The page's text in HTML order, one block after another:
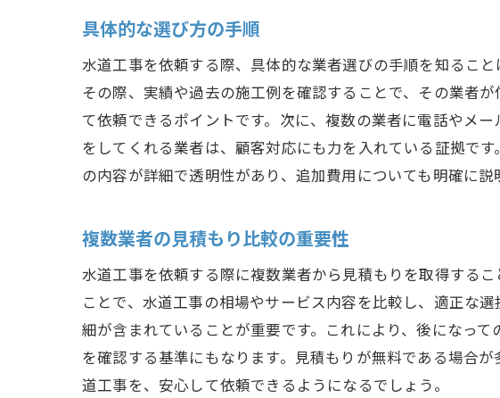
費
将
具体的な選び方の手順
水道工事を依頼する際、具体的な業者選びの手順を知るこ
その際、実績や過去の施工例を確認することで、その業者
て依頼できるポイントです。次に、複数の業者に電話やメ
をしてくれる業者は、顧客対応にも力を入れている証拠で
の内容が詳細で透明性があり、追加費用についても明確に説
複数業者の見積もり比較の重要性
水道工事を依頼する際に複数業者から見積もりを取得する
ことで、水道工事の相場やサービス内容を比較し、適正な
細が含まれていることが重要です。これにより、後になっ
を確認する基準にもなります。見積もりが無料である場合
道工事を、安心して依頼できるようになるでしょう。